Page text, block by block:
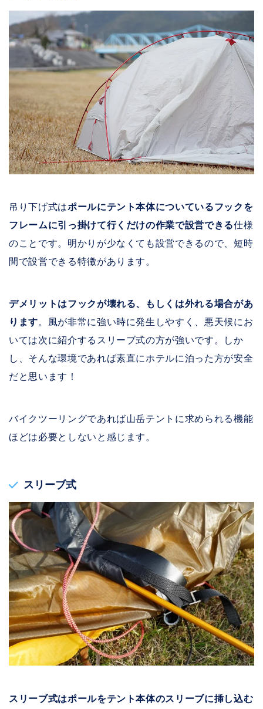
吊り下げ式はポールにテント本体についているフックを
フレームに引っ掛けて行くだけの作業で設営できる仕様
のことです。明かりが少なくても設営できるので、短時
間で設営できる特徴があります。
デメリットはフックが壊れる、もしくは外れる場合があ
ります。風が非常に強い時に発生しやすく、悪天候にお
いては次に紹介するスリーブ式の方が強いです。しか
し、そんな環境であれば素直にホテルに泊った方が安全
だと思います！
バイクツーリングであれば山岳テントに求められる機能
ほどは必要としないと感じます。
スリーブ式
スリーブ式はポールをテント本体のスリーブに挿し込む